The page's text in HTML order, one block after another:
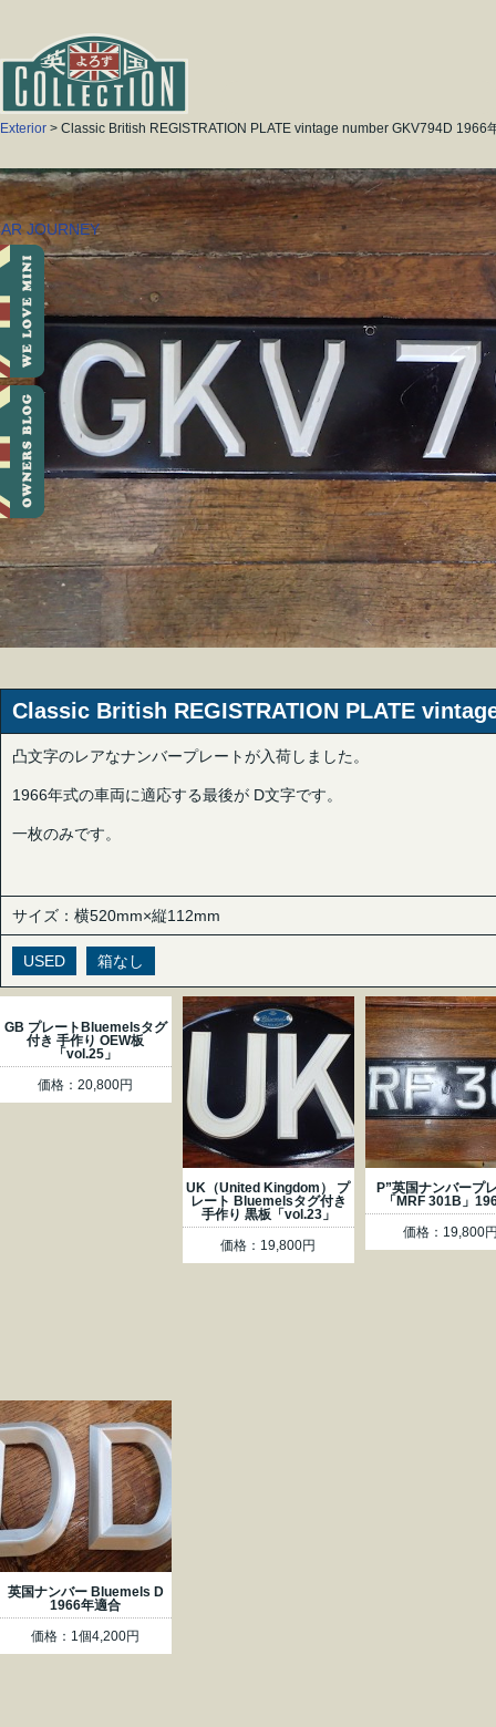
Exterior > Classic British REGISTRATION PLATE vintage number GKV794D 1966
Classic British REGISTRATION PLATE
凸文字のレアなナンバープレートが入荷しました。
1966年式の車両に適応する最後が D文字です。
一枚のみです。
サイズ：横520mm×縦112mm
USED 箱なし
GB プレートBluemelsタグ
付き 手作り OEW板
「vol.25」
価格：20,800円
UK（United Kingdom） プ
レート Bluemelsタグ付き
手作り 黒板「vol.23」
価格：19,800円
P”英国ナンバープ
「MRF 301B」
価格：19,800
英国ナンバー Bluemels D
1966年適合
価格：1個4,200円